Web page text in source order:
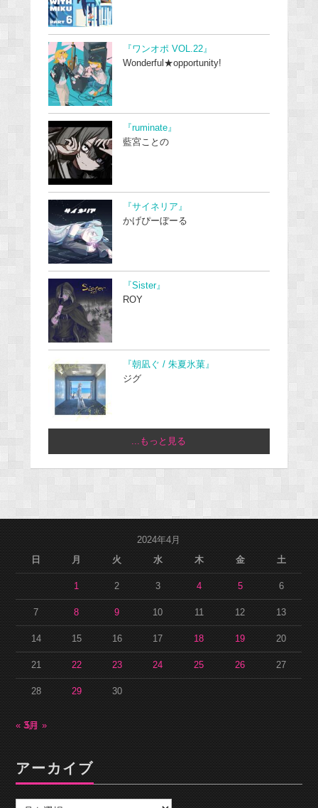
『ワンオポ VOL.22』
Wonderful★opportunity!
『ruminate』
藍宮ことの
『サイネリア』
かげぴーぼーる
『Sister』
ROY
『朝凪ぐ / 朱夏氷菓』
ジグ
...もっと見る
2024年4月
日
月 火 水 木 金 土
1 2 3 4 5 6
7 8 9 10 11 12 13
14 15 16 17 18 19 20
21 22 23 24 25 26 27
28 29 30
« 3月5月 »
アーカイブ